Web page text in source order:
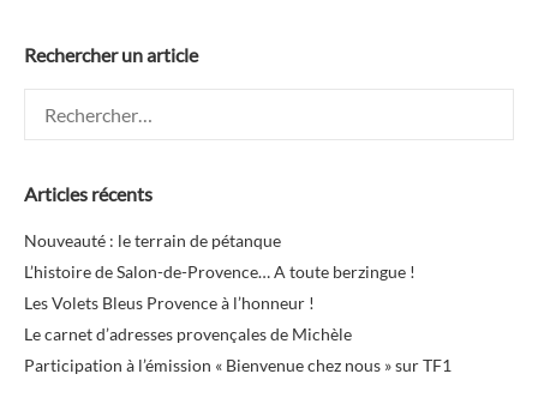
Rechercher un article
Articles récents
Nouveauté : le terrain de pétanque
L’histoire de Salon-de-Provence… A toute berzingue !
Les Volets Bleus Provence à l’honneur !
Le carnet d’adresses provençales de Michèle
Participation à l’émission « Bienvenue chez nous » sur TF1